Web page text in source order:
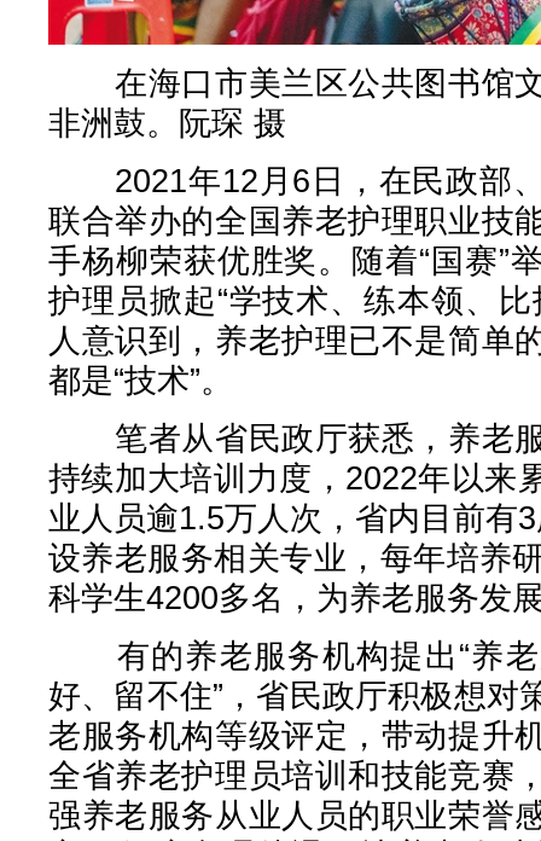
在海口市美兰区公共图书馆
非洲鼓。阮琛 摄
2021年12月6日，在民政部、
联合举办的全国养老护理职业技
手杨柳荣获优胜奖。随着“国赛”
护理员掀起“学技术、练本领、
人意识到，养老护理已不是简单
都是“技术”。
笔者从省民政厅获悉，养老
持续加大培训力度，2022年以来
业人员逾1.5万人次，省内目前有
设养老服务相关专业，每年培养
科学生4200多名，为养老服务发
有的养老服务机构提出“养老
好、留不住”，省民政厅积极想对
老服务机构等级评定，带动提升
全省养老护理员培训和技能竞赛
强养老服务从业人员的职业荣誉